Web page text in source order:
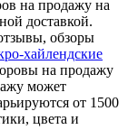
на продажу на
доставкой.
обзоры
хайлендские
на продажу
может
от 1500
цвета и